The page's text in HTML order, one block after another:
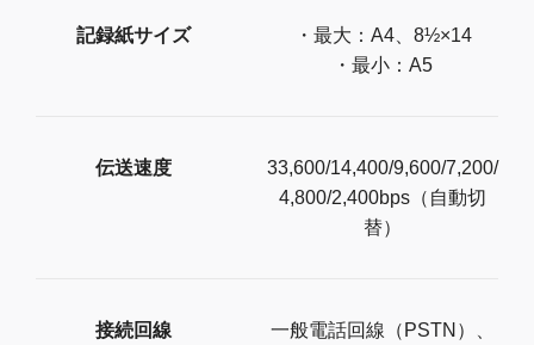
記録紙サイズ
・最大：A4、8½×14
・最小：A5
伝送速度
33,600/14,400/9,600/7,200/
4,800/2,400bps（自動切
替）
接続回線 一般電話回線（PSTN）、